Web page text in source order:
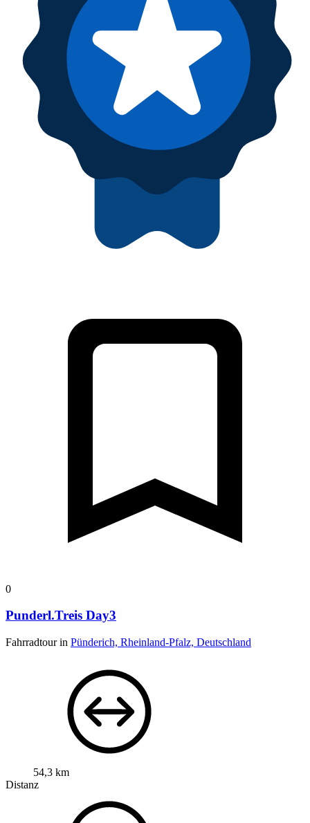
0
Punderl.Treis Day3
Fahrradtour in Pünderich, Rheinland-Pfalz, Deutschland
54,3 km
Distanz